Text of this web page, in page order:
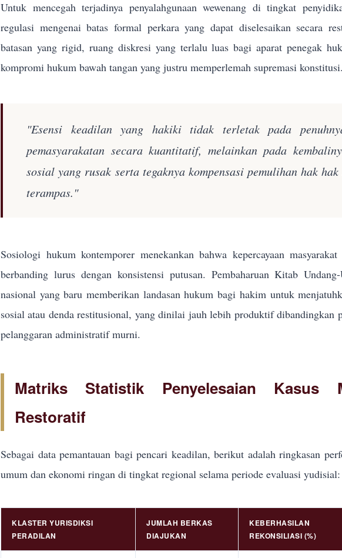
Untuk mencegah terjadinya penyalahgunaan wewenang di tingkat
regulasi mengenai batas formal perkara yang dapat diselesaikan secara
batasan yang rigid, ruang diskresi yang terlalu luas bagi aparat penegak
kompromi hukum bawah tangan yang justru memperlemah supremasi konstitusi.
"Esensi keadilan yang hakiki tidak terletak pada
pemasyarakatan secara kuantitatif, melainkan pada
sosial yang rusak serta tegaknya kompensasi pemulihan hak
terampas."
Sosiologi hukum kontemporer menekankan bahwa kepercayaan
berbanding lurus dengan konsistensi putusan. Pembaharuan Kitab
nasional yang baru memberikan landasan hukum bagi hakim untuk
sosial atau denda restitusional, yang dinilai jauh lebih produktif dibandingkan
pelanggaran administratif murni.
Matriks Statistik Penyelesaian Kasus
Restoratif
Sebagai data pemantauan bagi pencari keadilan, berikut adalah ringkasan
umum dan ekonomi ringan di tingkat regional selama periode evaluasi yudisial:
KLASTER YURISDIKSI
PERADILAN
JUMLAH BERKAS
DIAJUKAN
KEBERHASILAN
REKONSILIASI (%)